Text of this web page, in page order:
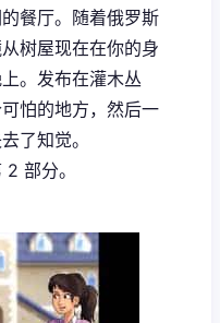
餐厅。随着俄罗斯
树屋现在在你的身
。发布在灌木丛
怕的地方，然后一
了知觉。
部分。